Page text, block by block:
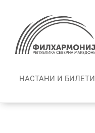
content
НАСТАНИ И БИЛЕТИ